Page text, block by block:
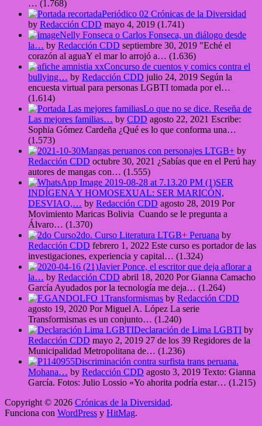
… (1.768)
Periódico 02 Crónicas de la Diversidad
by Redacción CDD mayo 4, 2019 (1.741)
Nelly Fonseca o Carlos Fonseca, un diálogo desde
la… by Redacción CDD septiembre 30, 2019 "Eché el
corazón al aguaY el mar lo arrojó a… (1.636)
Concurso de cuentos y comics contra el
bullying… by Redacción CDD julio 24, 2019 Según la
encuesta virtual para personas LGBTI tomada por el…
(1.614)
Lo que no se dice. Reseña de
Las mejores familias… by CDD agosto 22, 2021 Escribe:
Sophia Gómez Cardeña ¿Qué es lo que conforma una…
(1.573)
Mangas peruanos con personajes LTGB+ by
Redacción CDD octubre 30, 2021 ¿Sabías que en el Perú hay
autores de mangas con… (1.555)
SER
INDÍGENA Y HOMOSEXUAL: SER MARICÓN,
DESVIAO,… by Redacción CDD agosto 28, 2019 Por
Movimiento Maricas Bolivia Cuando se le pregunta a
Álvaro… (1.370)
2do. Curso Literatura LTGB+ Peruana by
Redacción CDD febrero 1, 2022 Este curso es portador de las
investigaciones, experiencia y capital… (1.324)
Javier Ponce, el escritor que deja aflorar a
la… by Redacción CDD abril 18, 2020 Por Gianna Camacho
García Ayudados por la tecnología me deja… (1.264)
Transformismas by Redacción CDD
agosto 19, 2020 Por Miguel A. López La serie
Transformismas es un conjunto… (1.240)
Declaración de Lima LGBTI by
Redacción CDD mayo 2, 2019 27 de los 39 Regidores de la
Municipalidad Metropolitana de… (1.236)
Discriminación contra surfista trans peruana.
Mohana… by Redacción CDD agosto 3, 2019 Texto: Gianna
García. Fotos: Julio Lossio «Yo ahorita podría estar… (1.215)
Copyright © 2026 Crónicas de la Diversidad.
Funciona con WordPress y HitMag.